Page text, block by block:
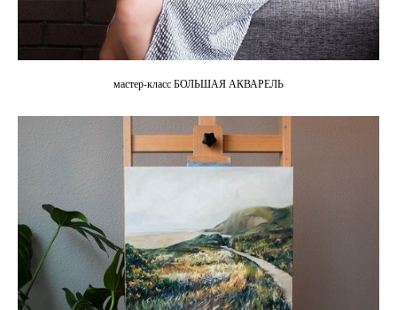
мастер-класс БОЛЬШАЯ АКВАРЕЛЬ